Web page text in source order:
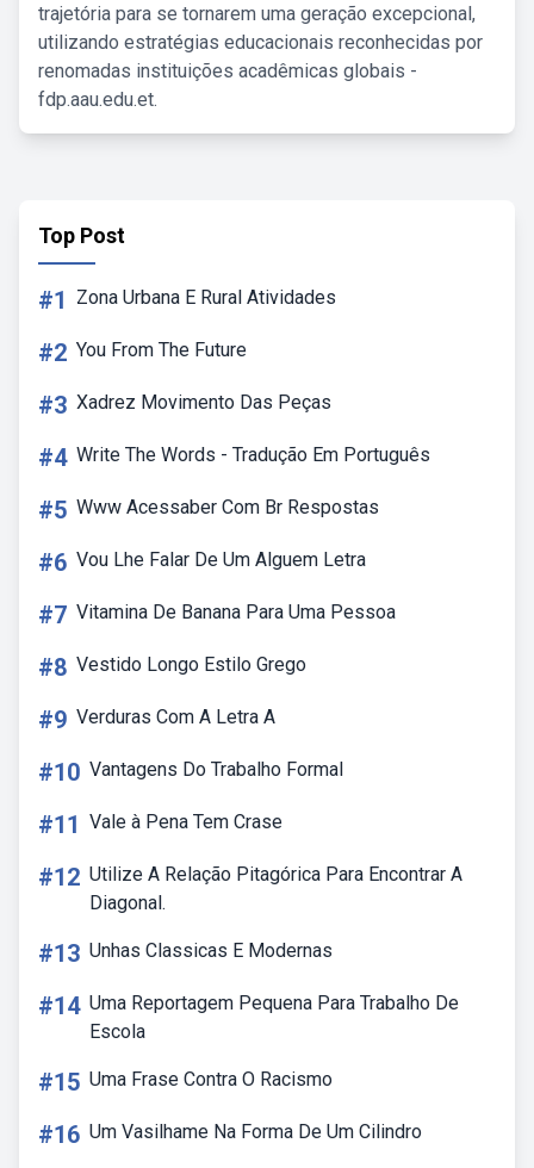
trajetória para se tornarem uma geração excepcional,
utilizando estratégias educacionais reconhecidas por
renomadas instituições acadêmicas globais -
fdp.aau.edu.et.
Top Post
#1 Zona Urbana E Rural Atividades
#2 You From The Future
#3 Xadrez Movimento Das Peças
#4 Write The Words - Tradução Em Português
#5 Www Acessaber Com Br Respostas
#6 Vou Lhe Falar De Um Alguem Letra
#7 Vitamina De Banana Para Uma Pessoa
#8 Vestido Longo Estilo Grego
#9 Verduras Com A Letra A
#10 Vantagens Do Trabalho Formal
#11 Vale à Pena Tem Crase
#12 Utilize A Relação Pitagórica Para Encontrar A
Diagonal.
#13 Unhas Classicas E Modernas
#14 Uma Reportagem Pequena Para Trabalho De
Escola
#15 Uma Frase Contra O Racismo
#16 Um Vasilhame Na Forma De Um Cilindro